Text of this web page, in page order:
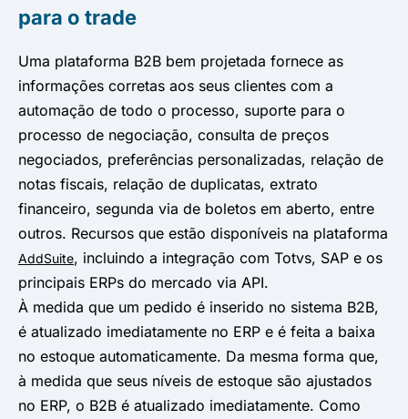
para o trade
Uma plataforma B2B bem projetada fornece as
informações corretas aos seus clientes com a
automação de todo o processo, suporte para o
processo de negociação, consulta de preços
negociados, preferências personalizadas, relação de
notas fiscais, relação de duplicatas, extrato
financeiro, segunda via de boletos em aberto, entre
outros. Recursos que estão disponíveis na plataforma
AddSuite, incluindo a integração com Totvs, SAP e os
principais ERPs do mercado via API.
À medida que um pedido é inserido no sistema B2B,
é atualizado imediatamente no ERP e é feita a baixa
no estoque automaticamente. Da mesma forma que,
à medida que seus níveis de estoque são ajustados
no ERP, o B2B é atualizado imediatamente. Como